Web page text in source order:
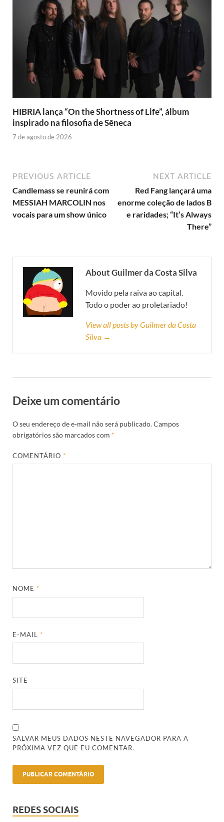
HIBRIA lança “On the Shortness of Life”, álbum
inspirado na filosofia de Sêneca
7 de agosto de 2026
PREVIOUS ARTICLE
Candlemass se reunirá com
MESSIAH MARCOLIN nos
vocais para um show único
NEXT ARTICLE
Red Fang lançará uma
enorme coleção de lados B
e raridades; “It’s Always
There”
About Guilmer da Costa Silva
Movido pela raiva ao capital.
Todo o poder ao proletariado!
View all posts by Guilmer da Costa
Silva →
Deixe um comentário
O seu endereço de e-mail não será publicado.Campos
obrigatórios são marcados com *
COMENTÁRIO*
NOME*
E-MAIL*
SITE
SALVAR MEUS DADOS NESTE NAVEGADOR PARA A
PRÓXIMA VEZ QUE EU COMENTAR.
REDES SOCIAIS